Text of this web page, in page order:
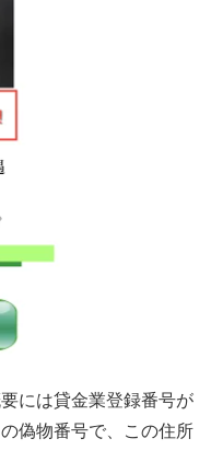
には貸金業登録番号が
偽物番号で、この住所